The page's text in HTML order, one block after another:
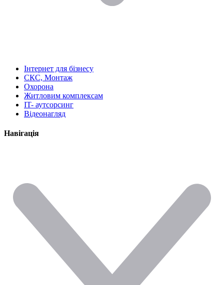
Інтернет для бізнесу
СКС, Монтаж
Охорона
Житловим комплексам
IT- аутсорсинг
Відеонагляд
Навігація